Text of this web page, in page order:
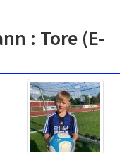
: Tore (E-